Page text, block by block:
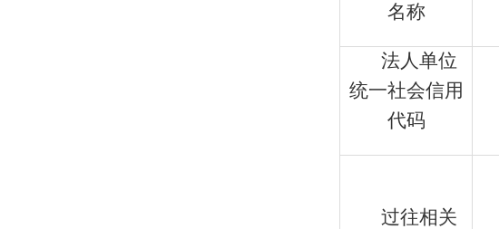
名称
法人单位
统一社会信用
代码
过往相关